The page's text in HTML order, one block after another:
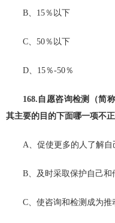
B、15％以下
C、50％以下
D、15％-50％
168.自愿咨询检测（简
其主要的目的下面哪一项不正
A、促使更多的人了解
B、及时采取保护自己
C、使咨询和检测成为